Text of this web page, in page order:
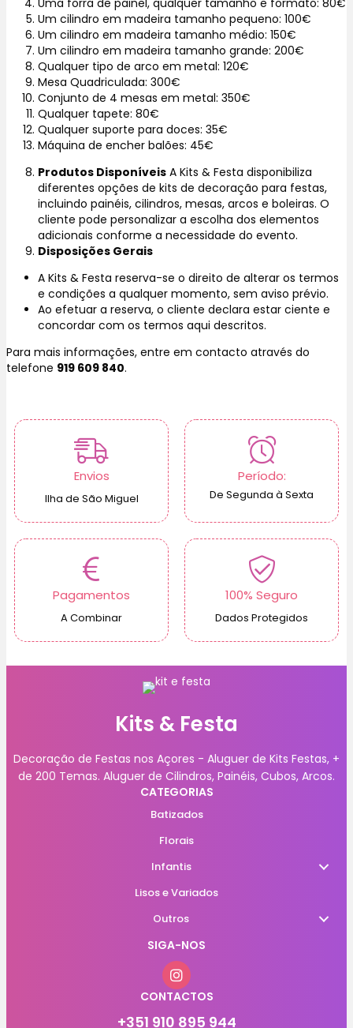
Um cilindro em madeira tamanho pequeno: 100€
Um cilindro em madeira tamanho médio: 150€
Um cilindro em madeira tamanho grande: 200€
Qualquer tipo de arco em metal: 120€
Mesa Quadriculada: 300€
Conjunto de 4 mesas em metal: 350€
Qualquer tapete: 80€
Qualquer suporte para doces: 35€
Máquina de encher balões: 45€
Produtos Disponíveis A Kits & Festa disponibiliza
diferentes opções de kits de decoração para festas,
incluindo painéis, cilindros, mesas, arcos e boleiras. O
cliente pode personalizar a escolha dos elementos
adicionais conforme a necessidade do evento.
Disposições Gerais
A Kits & Festa reserva-se o direito de alterar os termos
e condições a qualquer momento, sem aviso prévio.
Ao efetuar a reserva, o cliente declara estar ciente e
concordar com os termos aqui descritos.
Para mais informações, entre em contacto através do
telefone 919 609 840.
Envios
Ilha de São Miguel
Período:
De Segunda à Sexta
Pagamentos
A Combinar
100% Seguro
Dados Protegidos
Kits & Festa
Decoração de Festas nos Açores - Aluguer de Kits Festas, +
de 200 Temas. Aluguer de Cilindros, Painéis, Cubos, Arcos.
CATEGORIAS
Batizados
Florais
Infantis
Lisos e Variados
Outros
SIGA-NOS
CONTACTOS
+351 910 895 944